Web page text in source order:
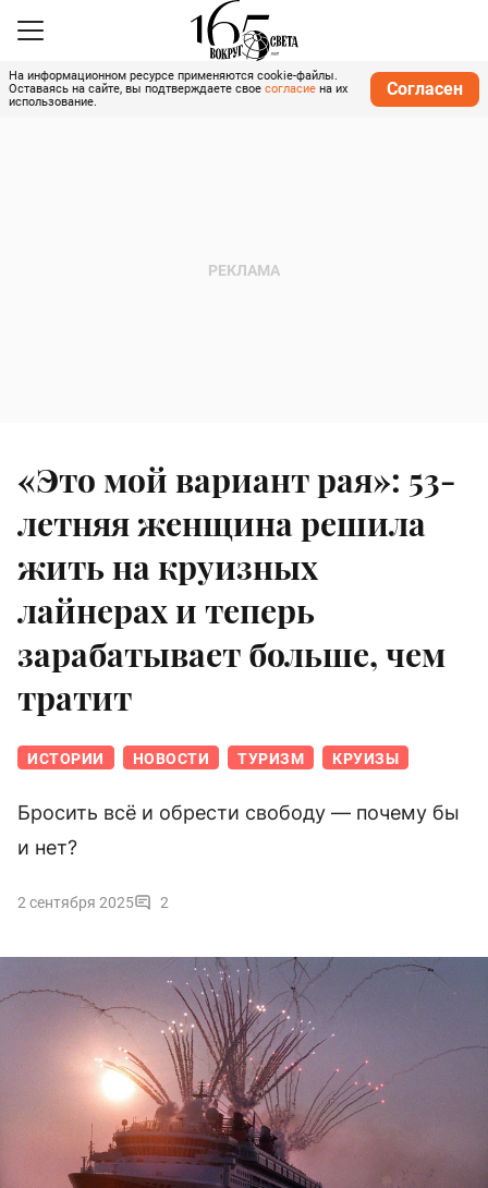
На информационном ресурсе применяются cookie-файлы.
Оставаясь на сайте, вы подтверждаете свое согласие на их
использование.
Согласен
«Это мой вариант рая»: 53-
летняя женщина решила
жить на круизных
лайнерах и теперь
зарабатывает больше, чем
тратит
ИСТОРИИ НОВОСТИ ТУРИЗМ КРУИЗЫ
Бросить всё и обрести свободу — почему бы
и нет?
2 сентября 2025 2